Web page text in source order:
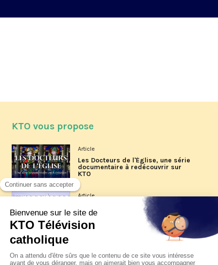
KTO vous propose
Article
Les Docteurs de l'Église, une série
documentaire à redécouvrir sur
KTO
Article
Les reportages d'été 2026 de KTO
La visite pastorale du pape Léon
XIV à Assise à suivre sur KTO le